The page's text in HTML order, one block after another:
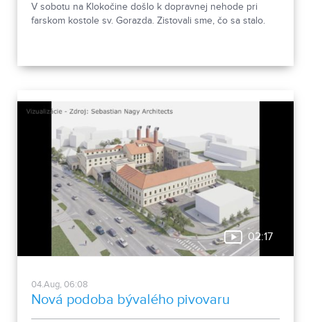
V sobotu na Klokočine došlo k dopravnej nehode pri
farskom kostole sv. Gorazda. Zistovali sme, čo sa stalo.
02:17
04.Aug, 06:08
Nová podoba bývalého pivovaru